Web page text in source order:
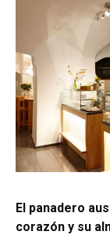
El panadero
corazón y su